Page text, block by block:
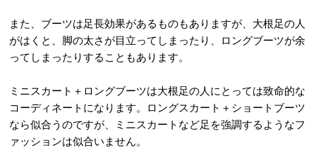
また、ブーツは足長効果があるものもありますが、大根足の人
がはくと、脚の太さが目立ってしまったり、ロングブーツが余
ってしまったりすることもあります。
ミニスカート＋ロングブーツは大根足の人にとっては致命的な
コーディネートになります。ロングスカート＋ショートブーツ
なら似合うのですが、ミニスカートなど足を強調するようなフ
ァッションは似合いません。